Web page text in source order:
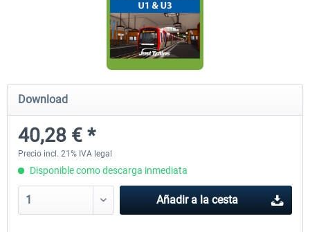
Koeblitzer Mountain Route 3 reloaded
30,45 € *
VirtualTracks - Ringbahn
Download
40,28 € *
Precio incl. 21% IVA legal
Disponible como descarga inmediata
Añadir a la cesta